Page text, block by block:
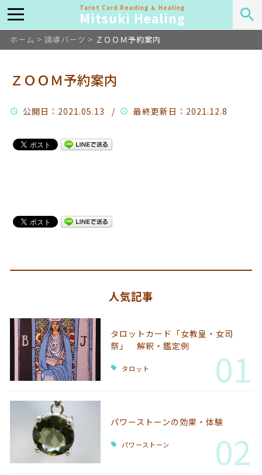
Tarot Card Reading ＆ Healing
Mitsuki Healing
ホーム > 誘導パーツ > ＺＯＯＭ予約案内
ＺＯＯＭ予約案内
公開日 ：2021.05.13 / 最終更新日 ：2021.12.8
人気記事
タロットカード「女教皇・女司
祭」 解釈・鑑定例
タロット 01
パワーストーンの効果・体験
パワーストーン 02